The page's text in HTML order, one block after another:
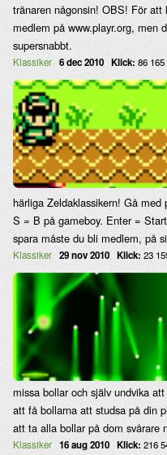
tränaren någonsin! OBS! För
medlem på www.playr.org, men
supersnabbt.
Klassiker 6 dec 2010 Klick: 86 165
härliga Zeldaklassikern! Gå
S = B på gameboy. Enter =
spara måste du bli medlem, på
Klassiker 29 nov 2010 Klick: 23
missa bollar och själv undvika
att få bollarna att studsa på din
att ta alla bollar på dom svårare
Klassiker 16 aug 2010 Klick: 216